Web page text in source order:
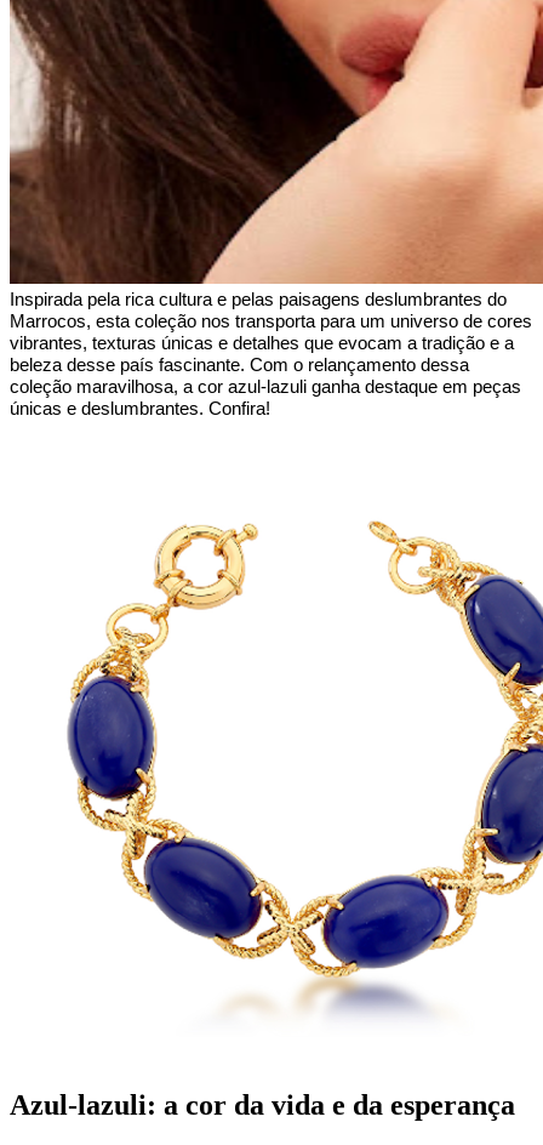
Inspirada pela rica cultura e pelas paisagens deslumbrantes do
Marrocos, esta coleção nos transporta para um universo de cores
vibrantes, texturas únicas e detalhes que evocam a tradição e a
beleza desse país fascinante. Com o relançamento dessa
coleção maravilhosa, a cor azul-lazuli ganha destaque em peças
únicas e deslumbrantes. Confira!
Azul-lazuli: a cor da vida e da esperança